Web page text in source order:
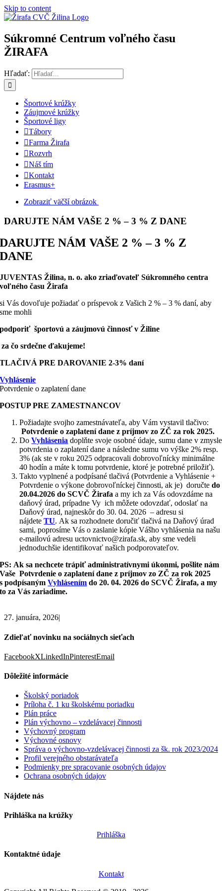
Skip to content
Súkromné Centrum voľného času
ŽIRAFA
Hľadať:
Športové krúžky
Záujmové krúžky
Športové ligy
Tábory
Farma Žirafa
Rozvrh
Náš tím
Kontakt
Erasmus+
Zobraziť väčší obrázok
DARUJTE NÁM VAŠE 2 % – 3 % Z DANE
DARUJTE NÁM VAŠE 2 % – 3 % Z
DANE
JUVENTAS Žilina, n. o. ako zriaďovateľ Súkromného centra
voľného času Žirafa
si Vás dovoľuje požiadať o príspevok z Vašich 2 % – 3 % daní, aby
sme mohli
podporiť športovú a záujmovú činnosť v Žiline
za čo srdečne ďakujeme!
TLAČIVÁ PRE DAROVANIE 2-3% daní
Vyhlásenie
Potvrdenie o zaplatení dane
POSTUP PRE ZAMESTNANCOV
Požiadajte svojho zamestnávateľa, aby Vám vystavil tlačivo:
Potvrdenie o zaplatení dane z príjmov zo ZČ za rok 2025.
DoVyhlásenia doplňte svoje osobné údaje, sumu dane v zmysle
potvrdenia o zaplatení dane a následne sumu vo výške 2% resp.
3% (ak ste v roku 2025 odpracovali dobrovoľnícky minimálne
40 hodín a máte k tomu potvrdenie, ktoré je potrebné priložiť).
Takto vyplnené a podpísané tlačivá (Potvrdenie a Vyhlásenie +
Potvrdenie o výkone dobrovoľníckej činnosti, ak je) doručtedo
20.04.2026 do SCVČ Žirafa a my ich za Vás odovzdáme na
daňový úrad, prípadne Vy ich môžete odovzdať, odoslať na
Daňový úrad, najneskôr do 30. 04. 2026 – adresu si
nájdeteTU. Ak sa rozhodnete doručiť tlačivá na Daňový úrad
sami, poprosíme Vás o zaslanie kópie Vášho vyhlásenia na našu
e-mailovú adresu uctovnictvo@zirafa.sk, aby sme vedeli
jednoduchšie identifikovať našich podporovateľov.
PS: Ak sa nechcete trápiť administratívnymi úkonmi, pošlite nám
Vaše Potvrdenie o zaplatení dane z príjmov zo ZČ za rok 2025
s podpísanýmVyhlásením do 20. 04. 2026 do SCVČ Žirafa, a my
to za Vás zariadime.
27. januára, 2026|
Zdieľať novinku na sociálnych sieťach
FacebookXLinkedInPinterestEmail
Dôležité informácie
Školský poriadok
Príloha č. 1 ku školskému poriadku
Plán práce
Plán výchovno – vzdelávacej činnosti
Výchovný program
Výchovné osnovy
Správa o výchovno-vzdelávacej činnosti za šk. rok 2023/2024
Profil verejného obstarávateľa
Podmienky pre spracovanie osobných údajov
Ochrana osobných údajov
Nájdete nás
Prihláška na krúžky
Prihláška
Kontaktné údaje
Kontakt